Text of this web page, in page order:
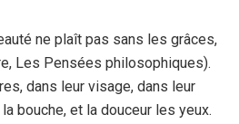
ne plaît pas sans les grâces,
Les Pensées philosophiques).
dans leur visage, dans leur
bouche, et la douceur les yeux.